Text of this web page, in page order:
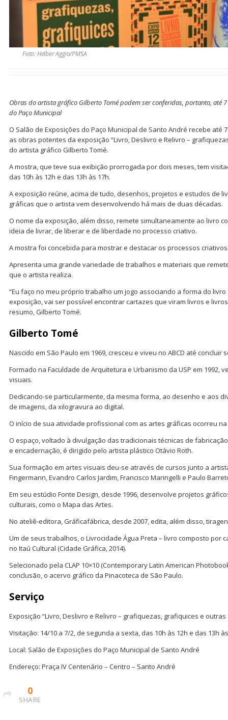
Foto: Helber Aggio/PMSA
Obras do artista gráfico Gilberto Tomé podem ser conferidas, portanto, até
do Paço Municipal
O Salão de Exposições do Paço Municipal de Santo André recebe até
as obras potentes da exposição “Livro, Deslivro e Relivro –
do artista gráfico Gilberto Tomé.
A mostra, que teve sua exibição prorrogada por dois meses, tem
das 10h às 12h e das 13h às 17h.
A exposição reúne, acima de tudo, desenhos, projetos e estudos de
gráficas que o artista vem desenvolvendo há mais de duas décadas.
O nome da exposição, além disso, remete simultaneamente ao livro
ideia de livrar, de liberar e de liberdade no processo criativo.
A mostra foi concebida para mostrar e destacar os processos
Apresenta uma grande variedade de trabalhos e materiais que
que o artista realiza.
“Eu faço no meu próprio trabalho um jogo associando a forma do
exposição, vai ser possível encontrar cartazes que viram livros e
resumo, Gilberto Tomé.
Gilberto Tomé
Nascido em São Paulo em 1969, cresceu e viveu no ABCD até
Formado na Faculdade de Arquitetura e Urbanismo da USP em 1992,
visuais.
Dedicando-se particularmente, da mesma forma, ao desenho e aos
de imagens, da xilogravura ao digital.
O início de sua atividade profissional com as artes gráficas ocorreu
O espaço, voltado à divulgação das tradicionais técnicas de
e encadernação, é dirigido pelo artista plástico Otávio Roth.
Sua formação em artes visuais deu-se através de cursos junto a
Fingermann, Evandro Carlos Jardim, Francisco Maringelli e Paulo
Em seu estúdio Fonte Design, desde 1996, desenvolve projetos
culturais, como o Mapa das Artes.
No ateliê-editora, Gráficafábrica, desde 2007, edita, além disso,
Um de seus trabalhos, o Livrocidade Água Preta – livro composto por
no Itaú Cultural (Cidade Gráfica, 2014).
Selecionado pela CLAP 10×10 (Contemporary Latin American
conclusão, o acervo gráfico da Pinacoteca de São Paulo.
Serviço
Exposição “Livro, Deslivro e Relivro – grafiquezas, grafiquices e
Visitação: 14/10 a 7/2, de segunda a sexta, das 10h às 12h e das 13h
Local: Salão de Exposições do Paço Municipal de Santo André
Endereço: Praça IV Centenário – Centro – Santo André
0
SHARE